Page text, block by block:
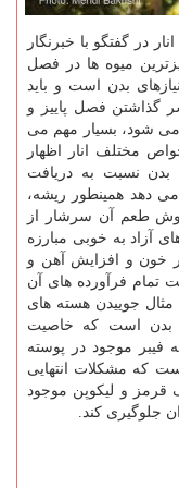
در گفتگو با خبرنگار
میوه ها در فصل
بدن است و باید
گذاشتن فصل پاییز و
می شود، بسیار مهم می
مختلف انار اظهار
بدن نسبت به دریافت
دهد همینطور ریشه،
طعم آن سرشار از
آزاد به خوبی مبارزه
خون و افزایش آهن و
فرآورده های آن
جوییدن هسته های
بدن است که خاصیت
فیبر موجود در پوسته
که مشکلات انتهایی
و لیکوپن موجود
جلوگیری کند.